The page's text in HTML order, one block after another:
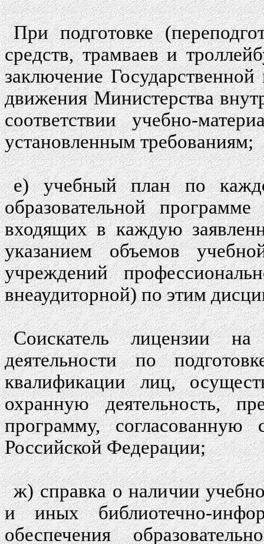
При подготовке
средств, трамваев и
заключение
движения Министерства
соответствии учебно-
установленным требованиям;
е) учебный план по
образовательной
входящих в каждую
указанием объемов
учреждений
внеаудиторной) по этим
Соискатель лицензии на
деятельности по
квалификации лиц,
охранную деятельность,
программу,
Российской Федерации;
ж) справка о наличии
и иных библиотечно-
обеспечения